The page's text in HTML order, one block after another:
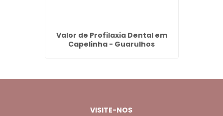
Valor de Profilaxia Dental em
Capelinha - Guarulhos
VISITE-NOS